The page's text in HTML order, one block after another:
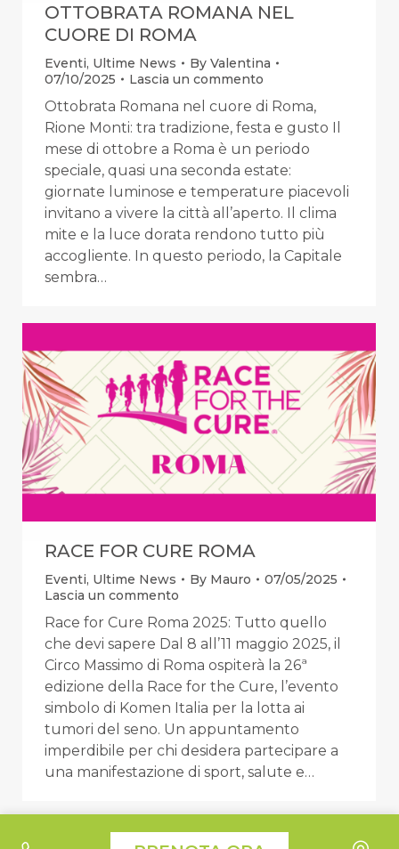
OTTOBRATA ROMANA NEL
CUORE DI ROMA
Eventi, Ultime News By Valentina
07/10/2025
Lascia un commento
Ottobrata Romana nel cuore di Roma,
Rione Monti: tra tradizione, festa e gusto Il
mese di ottobre a Roma è un periodo
speciale, quasi una seconda estate:
giornate luminose e temperature piacevoli
invitano a vivere la città all’aperto. Il clima
mite e la luce dorata rendono tutto più
accogliente. In questo periodo, la Capitale
sembra…
RACE FOR CURE ROMA
Eventi, Ultime News By Mauro
07/05/2025
Lascia un commento
Race for Cure Roma 2025: Tutto quello
che devi sapere Dal 8 all’11 maggio 2025, il
Circo Massimo di Roma ospiterà la 26ª
edizione della Race for the Cure, l’evento
simbolo di Komen Italia per la lotta ai
tumori del seno. Un appuntamento
imperdibile per chi desidera partecipare a
una manifestazione di sport, salute e…
Le tue preferenze relative alla privacy